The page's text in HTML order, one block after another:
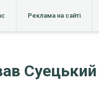
Реклама на сайті
Суецький